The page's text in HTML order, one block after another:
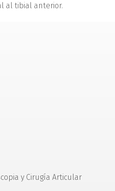
al tibial anterior.
y Cirugía Articular